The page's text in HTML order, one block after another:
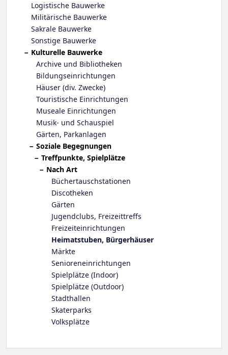
Logistische Bauwerke
Militärische Bauwerke
Sakrale Bauwerke
Sonstige Bauwerke
Kulturelle Bauwerke
Archive und Bibliotheken
Bildungseinrichtungen
Häuser (div. Zwecke)
Touristische Einrichtungen
Museale Einrichtungen
Musik- und Schauspiel
Gärten, Parkanlagen
Soziale Begegnungen
Treffpunkte, Spielplätze
Nach Art
Büchertauschstationen
Discotheken
Gärten
Jugendclubs, Freizeittreffs
Freizeiteinrichtungen
Heimatstuben, Bürgerhäuser
Märkte
Senioreneinrichtungen
Spielplätze (Indoor)
Spielplätze (Outdoor)
Stadthallen
Skaterparks
Volksplätze